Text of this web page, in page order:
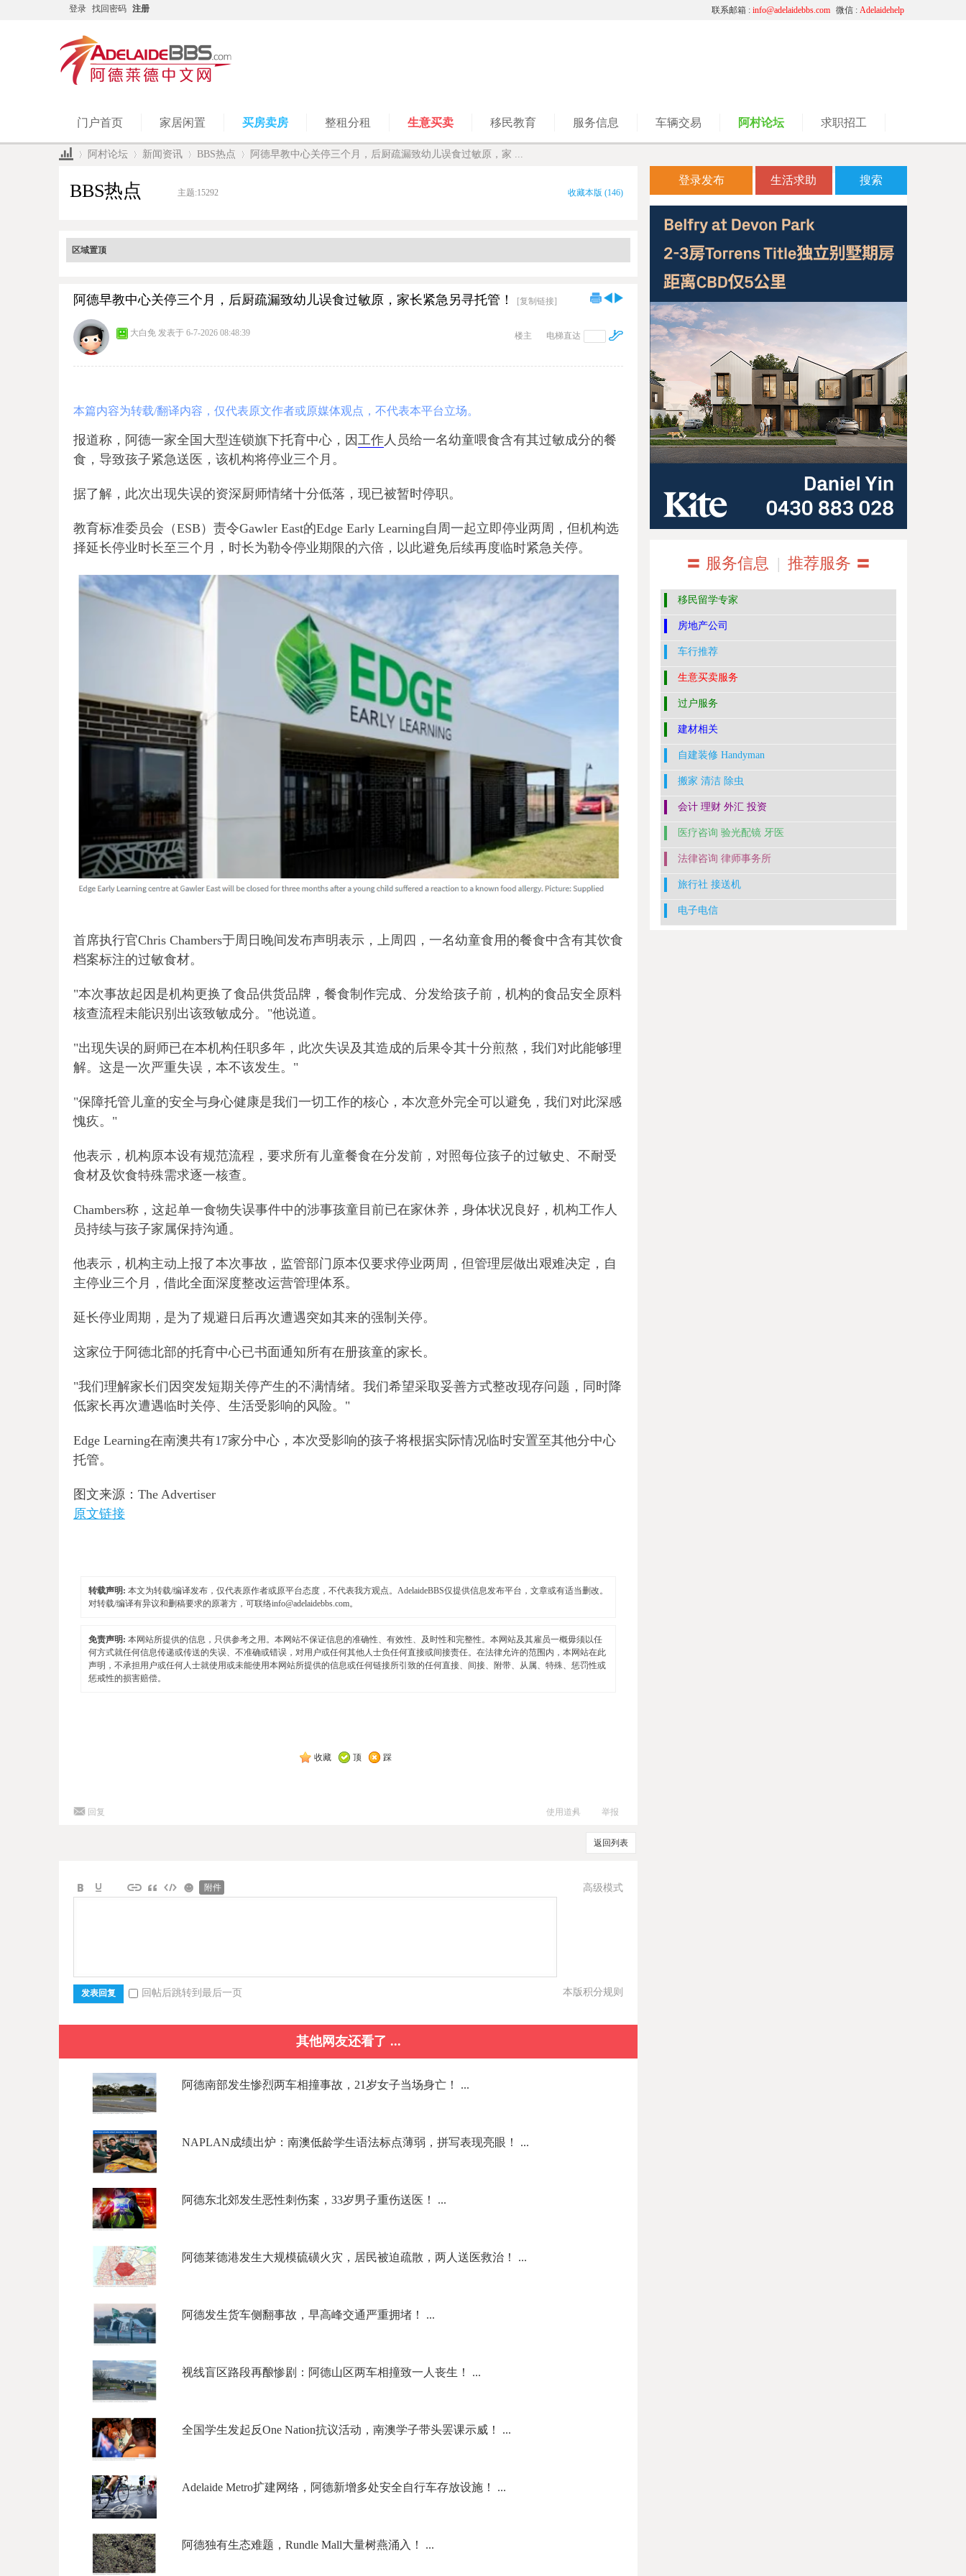
登录 找回密码 注册 微信 : Adelaidehelp
联系邮箱 : info@adelaidebbs.com
门户首页 家居闲置 买房卖房 整租分租 生意买卖 移民教育 服务信息 车辆交易 阿村论坛 求职招工
阿村论坛 新闻资讯 BBS热点 阿德早教中心关停三个月，后厨疏漏致幼儿误食过敏原，家 ...
BBS热点 主题:15292 收藏本版 (146)
区域置顶
阿德早教中心关停三个月，后厨疏漏致幼儿误食过敏原，家长紧急另寻托管！ [复制链接]
电梯直达
楼主
大白免 发表于 6-7-2026 08:48:39
本篇内容为转载/翻译内容，仅代表原文作者或原媒体观点，不代表本平台立场。
报道称，阿德一家全国大型连锁旗下托育中心，因 工作 人员给一名幼童喂食含有其过敏成分的餐
食，导致孩子紧急送医，该机构将停业三个月。
据了解，此次出现失误的资深厨师情绪十分低落，现已被暂时停职。
教育标准委员会（ESB）责令Gawler East的Edge Early Learning自周一起立即停业两周，但机构选
择延长停业时长至三个月，时长为勒令停业期限的六倍，以此避免后续再度临时紧急关停。
首席执行官Chris Chambers于周日晚间发布声明表示，上周四，一名幼童食用的餐食中含有其饮食
档案标注的过敏食材。
"本次事故起因是机构更换了食品供货品牌，餐食制作完成、分发给孩子前，机构的食品安全原料
核查流程未能识别出该致敏成分。"他说道。
"出现失误的厨师已在本机构任职多年，此次失误及其造成的后果令其十分煎熬，我们对此能够理
解。这是一次严重失误，本不该发生。"
"保障托管儿童的安全与身心健康是我们一切工作的核心，本次意外完全可以避免，我们对此深感
愧疚。"
他表示，机构原本设有规范流程，要求所有儿童餐食在分发前，对照每位孩子的过敏史、不耐受
食材及饮食特殊需求逐一核查。
Chambers称，这起单一食物失误事件中的涉事孩童目前已在家休养，身体状况良好，机构工作人
员持续与孩子家属保持沟通。
他表示，机构主动上报了本次事故，监管部门原本仅要求停业两周，但管理层做出艰难决定，自
主停业三个月，借此全面深度整改运营管理体系。
延长停业周期，是为了规避日后再次遭遇突如其来的强制关停。
这家位于阿德北部的托育中心已书面通知所有在册孩童的家长。
"我们理解家长们因突发短期关停产生的不满情绪。我们希望采取妥善方式整改现存问题，同时降
低家长再次遭遇临时关停、生活受影响的风险。"
Edge Learning在南澳共有17家分中心，本次受影响的孩子将根据实际情况临时安置至其他分中心
托管。
图文来源：The Advertiser
原文链接
转载声明: 本文为转载/编译发布，仅代表原作者或原平台态度，不代表我方观点。AdelaideBBS仅提供信息发布平台，文章或有适当删改。
对转载/编译有异议和删稿要求的原著方，可联络info@adelaidebbs.com。
免责声明: 本网站所提供的信息，只供参考之用。本网站不保证信息的准确性、有效性、及时性和完整性。本网站及其雇员一概毋须以任
何方式就任何信息传递或传送的失误、不准确或错误，对用户或任何其他人士负任何直接或间接责任。在法律允许的范围内，本网站在此
声明，不承担用户或任何人士就使用或未能使用本网站所提供的信息或任何链接所引致的任何直接、间接、附带、从属、特殊、惩罚性或
惩戒性的损害赔偿。
收藏 顶 踩
回复 使用道具 举报
返回列表
高级模式
附件
本版积分规则
发表回复 回帖后跳转到最后一页
其他网友还看了 ...
阿德南部发生惨烈两车相撞事故，21岁女子当场身亡！ ...
NAPLAN成绩出炉：南澳低龄学生语法标点薄弱，拼写表现亮眼！ ...
阿德东北郊发生恶性刺伤案，33岁男子重伤送医！ ...
阿德莱德港发生大规模硫磺火灾，居民被迫疏散，两人送医救治！ ...
阿德发生货车侧翻事故，早高峰交通严重拥堵！ ...
视线盲区路段再酿惨剧：阿德山区两车相撞致一人丧生！ ...
全国学生发起反One Nation抗议活动，南澳学子带头罢课示威！ ...
Adelaide Metro扩建网络，阿德新增多处安全自行车存放设施！ ...
阿德独有生态难题，Rundle Mall大量树燕涌入！ ...
登录发布 生活求助 搜索
〓 服务信息 | 推荐服务 〓
移民留学专家
房地产公司
车行推荐
生意买卖服务
过户服务
建材相关
自建装修 Handyman
搬家 清洁 除虫
会计 理财 外汇 投资
医疗咨询 验光配镜 牙医
法律咨询 律师事务所
旅行社 接送机
电子电信